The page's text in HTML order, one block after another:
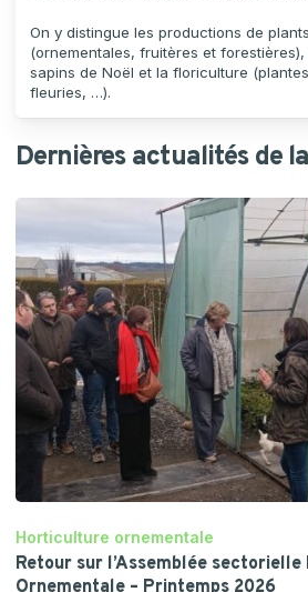
On y distingue les productions de
(ornementales, fruitères et
sapins de Noël et la floriculture
fleuries, …).
Dernières actualités de
Horticulture ornementale
Retour sur l’Assemblée
Ornementale – Printemps 2026